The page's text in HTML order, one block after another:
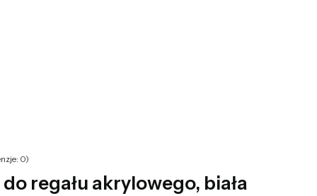
0. Zobacz szczegóły
0)
regału akrylowego, biała